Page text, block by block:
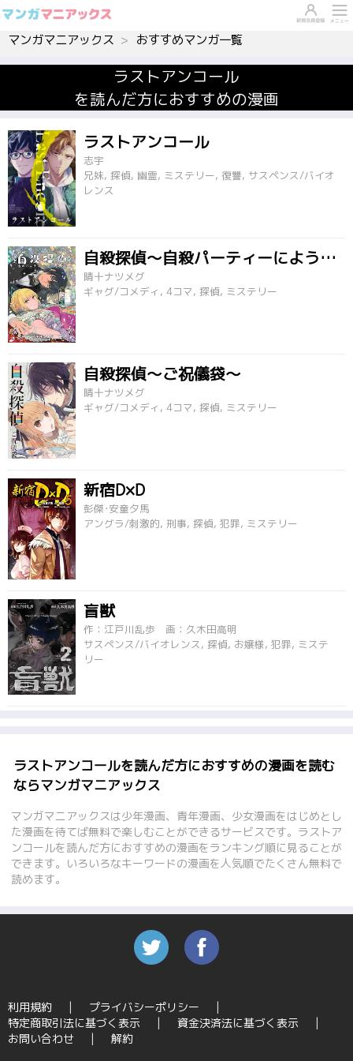
マンガマニアックス おすすめマンガ一覧
ラストアンコール
を読んだ方におすすめの漫画
ラストアンコール
志宇
兄妹, 探偵, 幽霊, ミステリー, 復讐, サスペンス/バイオ
レンス
自殺探偵～自殺パーティーにようこそ～
晴十ナツメグ
ギャグ/コメディ, 4コマ, 探偵, ミステリー
自殺探偵～ご祝儀袋～
晴十ナツメグ
ギャグ/コメディ, 4コマ, 探偵, ミステリー
新宿D×D
彭傑･安童夕馬
アングラ/刺激的, 刑事, 探偵, 犯罪, ミステリー
盲獣
作：江戸川乱歩 画：久木田高明
サスペンス/バイオレンス, 探偵, お嬢様, 犯罪, ミステ
リー
ラストアンコールを読んだ方におすすめの漫画を読む
ならマンガマニアックス
マンガマニアックスは少年漫画、青年漫画、少女漫画をはじめとし
た漫画を待てば無料で楽しむことができるサービスです。ラストア
ンコールを読んだ方におすすめの漫画をランキング順に見ることが
できます。いろいろなキーワードの漫画を人気順でたくさん無料で
読めます。
利用規約
プライバシーポリシー
特定商取引法に基づく表示
資金決済法に基づく表示
お問い合わせ
解約